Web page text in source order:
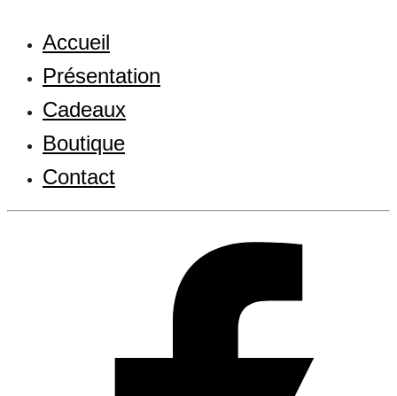
Accueil
Présentation
Cadeaux
Boutique
Contact